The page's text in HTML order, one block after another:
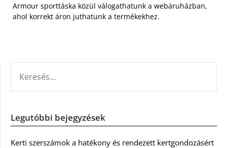
Armour sporttáska közül válogathatunk a webáruházban,
ahol korrekt áron juthatunk a termékekhez.
Legutóbbi bejegyzések
Kerti szerszámok a hatékony és rendezett kertgondozásért